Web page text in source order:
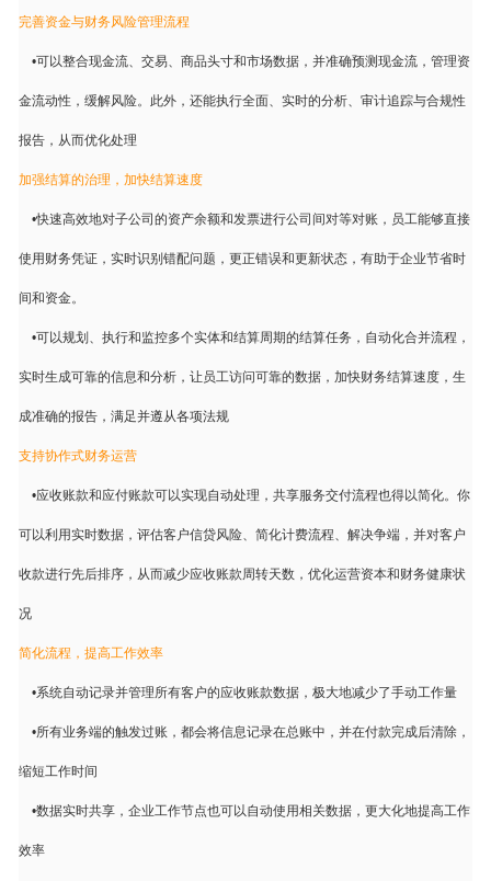
完善资金与财务风险管理流程
•可以整合现金流、交易、商品头寸和市场数据，并准确预测现金流，管理资
金流动性，缓解风险。此外，还能执行全面、实时的分析、审计追踪与合规性
报告，从而优化处理
加强结算的治理，加快结算速度
•快速高效地对子公司的资产余额和发票进行公司间对等对账，员工能够直接
使用财务凭证，实时识别错配问题，更正错误和更新状态，有助于企业节省时
间和资金。
•可以规划、执行和监控多个实体和结算周期的结算任务，自动化合并流程，
实时生成可靠的信息和分析，让员工访问可靠的数据，加快财务结算速度，生
成准确的报告，满足并遵从各项法规
支持协作式财务运营
•应收账款和应付账款可以实现自动处理，共享服务交付流程也得以简化。你
可以利用实时数据，评估客户信贷风险、简化计费流程、解决争端，并对客户
收款进行先后排序，从而减少应收账款周转天数，优化运营资本和财务健康状
况
简化流程，提高工作效率
•系统自动记录并管理所有客户的应收账款数据，极大地减少了手动工作量
•所有业务端的触发过账，都会将信息记录在总账中，并在付款完成后清除，
缩短工作时间
•数据实时共享，企业工作节点也可以自动使用相关数据，更大化地提高工作
效率